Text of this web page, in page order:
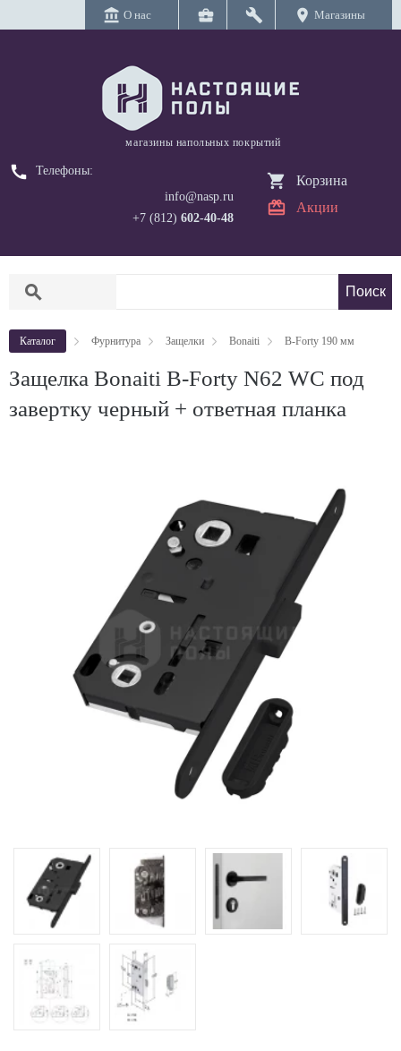
account_balance О нас business_center build location_on Магазины
магазины напольных покрытий
call
Телефоны:
info@nasp.ru
+7 (812) 602-40-48
Корзина
Акции
search
Каталог Фурнитура Защелки Bonaiti B-Forty 190 мм
Защелка Bonaiti B-Forty N62 WC под
завертку черный + ответная планка